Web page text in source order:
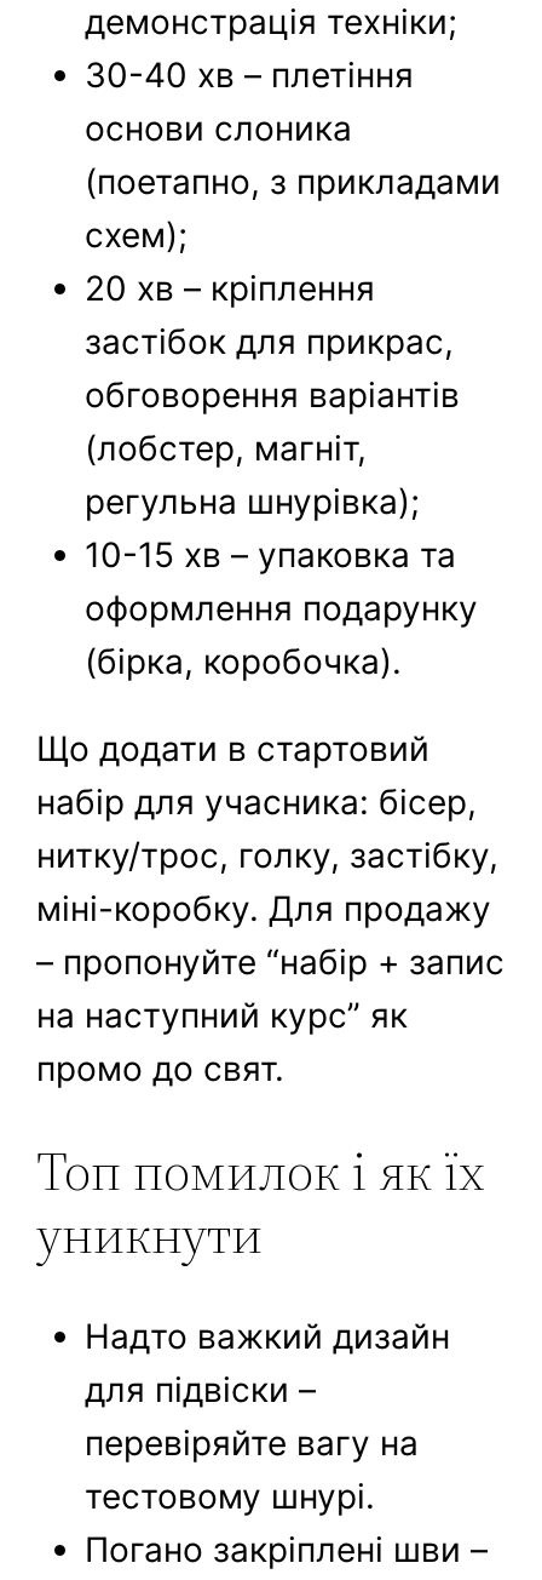
демонстрація техніки;
30-40 хв – плетіння
основи слоника
(поетапно, з прикладами
схем);
20 хв – кріплення
застібок для прикрас,
обговорення варіантів
(лобстер, магніт,
регульна шнурівка);
10-15 хв – упаковка та
оформлення подарунку
(бірка, коробочка).
Що додати в стартовий
набір для учасника: бісер,
нитку/трос, голку, застібку,
міні-коробку. Для продажу
– пропонуйте “набір + запис
на наступний курс” як
промо до свят.
Топ помилок і як їх
уникнути
Надто важкий дизайн
для підвіски –
перевіряйте вагу на
тестовому шнурі.
Погано закріплені шви –